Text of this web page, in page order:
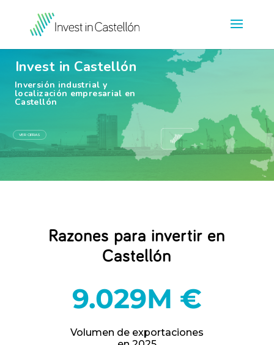
Inversión industrial y
localización empresarial en
Castellón
Invest in Castellón
VER CIFRAS
Razones para invertir en
Castellón
9.029M €
Volumen de exportaciones